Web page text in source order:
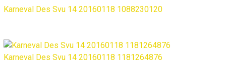
Karneval Des Svu 14 20160118 1088230120
Karneval Des Svu 14 20160118 1181264876